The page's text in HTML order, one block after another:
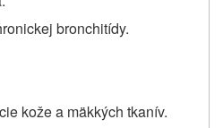
bronchitídy.
kože a mäkkých tkanív.